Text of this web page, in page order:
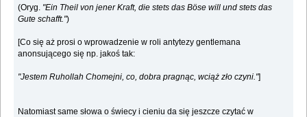
(Oryg. "Ein Theil von jener Kraft, die stets das Böse will und stets das
Gute schafft.")
[Co się aż prosi o wprowadzenie w roli antytezy gentlemana
anonsującego się np. jakoś tak:
"Jestem Ruhollah Chomejni, co, dobra pragnąc, wciąż zło czyni."]
Natomiast same słowa o świecy i cieniu da się jeszcze czytać w